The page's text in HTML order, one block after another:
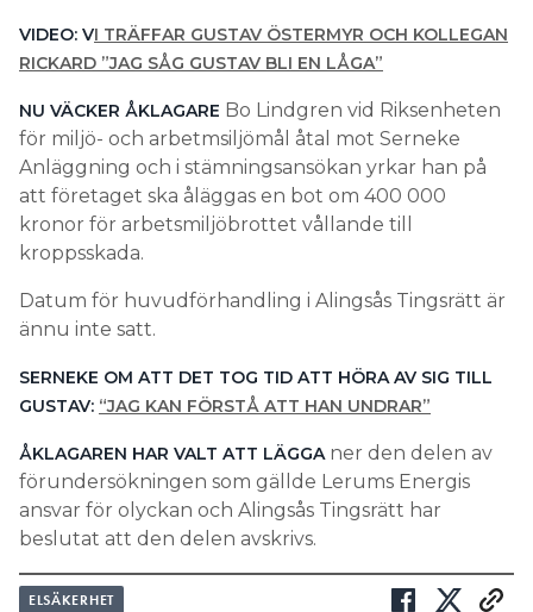
VIDEO: VI TRÄFFAR GUSTAV ÖSTERMYR OCH KOLLEGAN
RICKARD ”JAG SÅG GUSTAV BLI EN LÅGA”
NU VÄCKER ÅKLAGARE Bo Lindgren vid Riksenheten
för miljö- och arbetmsiljömål åtal mot Serneke
Anläggning och i stämningsansökan yrkar han på
att företaget ska åläggas en bot om 400 000
kronor för arbetsmiljöbrottet vållande till
kroppsskada.
Datum för huvudförhandling i Alingsås Tingsrätt är
ännu inte satt.
SERNEKE OM ATT DET TOG TID ATT HÖRA AV SIG TILL
GUSTAV: “JAG KAN FÖRSTÅ ATT HAN UNDRAR”
ÅKLAGAREN HAR VALT ATT LÄGGAner den delen av
förundersökningen som gällde Lerums Energis
ansvar för olyckan och Alingsås Tingsrätt har
beslutat att den delen avskrivs.
ELSÄKERHET